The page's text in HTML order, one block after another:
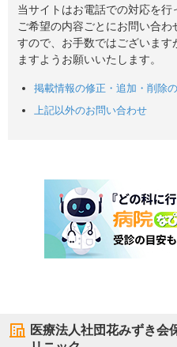
当サイトはお電話での対応を行
ご希望の内容ごとにお問い合
すので、お手数ではございま
ますようお願いいたします。
掲載情報の修正・追加・削除
上記以外のお問い合わせ
医療法人社団花みずき会